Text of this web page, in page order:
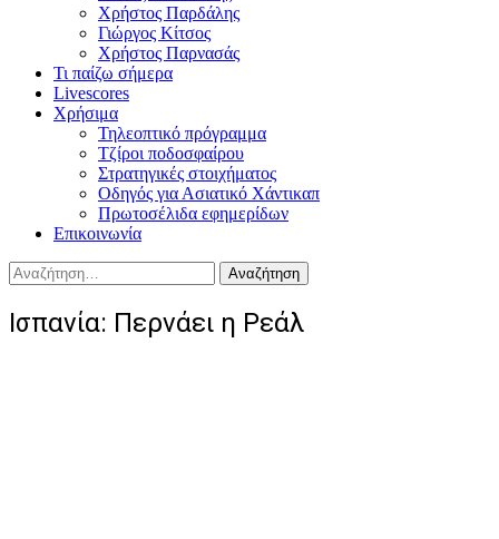
Χρήστος Παρδάλης
Γιώργος Κίτσος
Χρήστος Παρνασάς
Τι παίζω σήμερα
Livescores
Χρήσιμα
Τηλεοπτικό πρόγραμμα
Τζίροι ποδοσφαίρου
Στρατηγικές στοιχήματος
Οδηγός για Ασιατικό Χάντικαπ
Πρωτοσέλιδα εφημερίδων
Επικοινωνία
Αναζήτηση
για:
Ισπανία: Περνάει η Ρεάλ